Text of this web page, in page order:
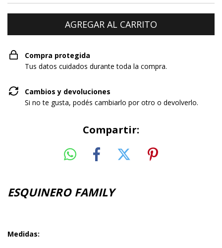
Compra protegida
Tus datos cuidados durante toda la compra.
Cambios y devoluciones
Si no te gusta, podés cambiarlo por otro o devolverlo.
Compartir:
ESQUINERO FAMILY
Medidas: